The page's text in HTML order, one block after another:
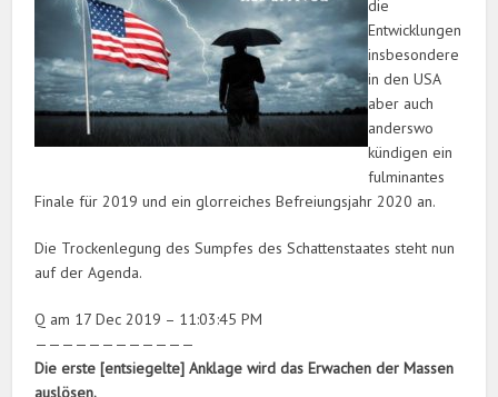
die
Entwicklungen
insbesondere
in den USA
aber auch
anderswo
kündigen ein
fulminantes
Finale für 2019 und ein glorreiches Befreiungsjahr 2020 an.
Die Trockenlegung des Sumpfes des Schattenstaates steht nun
auf der Agenda.
Q am 17 Dec 2019 – 11:03:45 PM
————————————
Die erste [entsiegelte] Anklage wird das Erwachen der Massen